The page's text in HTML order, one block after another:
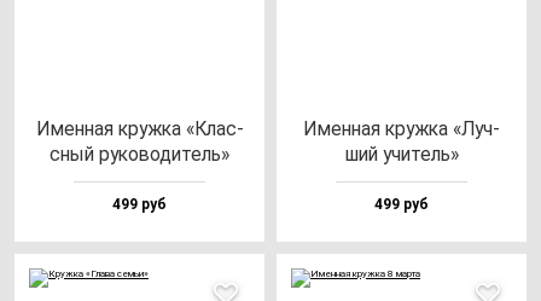
Имен­ная круж­ка «Клас­
сный ру­ко­во­ди­тель»
499 руб
Имен­ная круж­ка «Луч­
ший учи­тель»
499 руб